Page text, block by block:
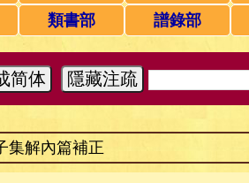
類書部 譜錄部
简体 隱藏注疏
集解內篇補正